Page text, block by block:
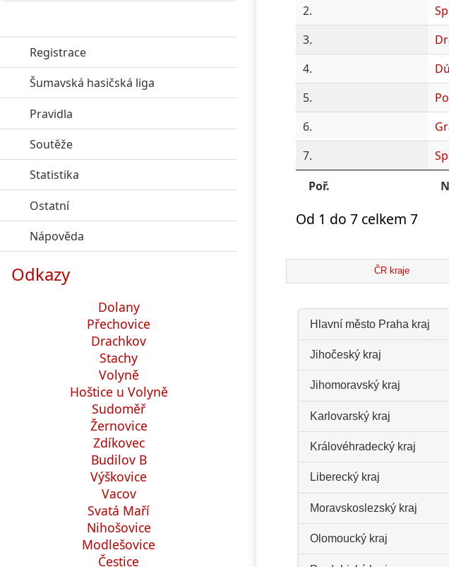
2.
3.
4.
5.
6.
7.
Poř.
Od 1 do 7 celkem 7
ČR kraje
Hlavní město Praha kraj
Jihočeský kraj
Jihomoravský kraj
Karlovarský kraj
Královéhradecký kraj
Liberecký kraj
Moravskoslezský kraj
Olomoucký kraj
Registrace
Šumavská hasičská liga
Pravidla
Soutěže
Statistika
Ostatníclick to expand contents
Nápověda
Odkazy
Dolany
Přechovice
Drachkov
Stachy
Volyně
Hoštice u Volyně
Sudoměř
Žernovice
Zdíkovec
Budilov B
Výškovice
Vacov
Svatá Maří
Nihošovice
Modlešovice
Čestice